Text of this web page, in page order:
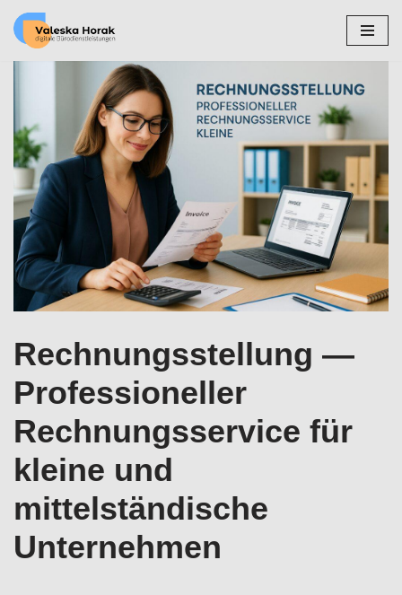
Zum
Rechnungsstellung —
Professioneller
Rechnungsservice für
kleine und
mittelständische
Unternehmen